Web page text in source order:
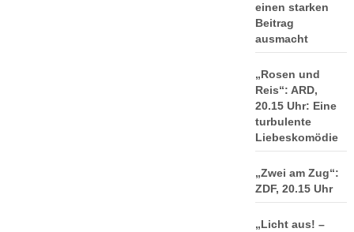
einen starken
Beitrag
ausmacht
„Rosen und
Reis“: ARD,
20.15 Uhr: Eine
turbulente
Liebeskomödie
„Zwei am Zug“:
ZDF, 20.15 Uhr
„Licht aus! –